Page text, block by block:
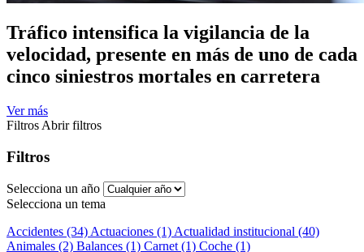
Tráfico intensifica la vigilancia de la
velocidad, presente en más de uno de cada
cinco siniestros mortales en carretera
Ver más
Filtros Abrir filtros
Filtros
Selecciona un año
Selecciona un tema
Accidentes (34) Actuaciones (1) Actualidad institucional (40)
Animales (2) Balances (1) Carnet (1) Coche (1)